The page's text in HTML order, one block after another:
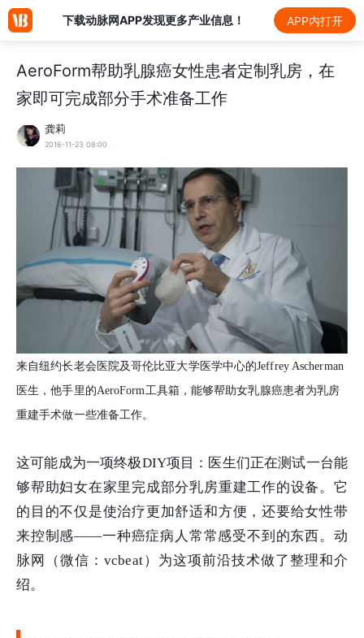
下载动脉网APP发现更多产业信息！ APP内打开
AeroForm帮助乳腺癌女性患者定制乳房，在
家即可完成部分手术准备工作
龚莉
2016-11-23 08:00
来自纽约长老会医院及哥伦比亚大学医学中心的Jeffrey Ascherman
医生，他手里的AeroForm工具箱，能够帮助女乳腺癌患者为乳房
重建手术做一些准备工作。
这可能成为一项终极DIY项目：医生们正在测试一台能
够帮助妇女在家里完成部分乳房重建工作的设备。它
的目的不仅是使治疗更加舒适和方便，还要给女性带
来控制感——一种癌症病人常常感受不到的东西。动
脉网（微信：vcbeat）为这项前沿技术做了整理和介
绍。